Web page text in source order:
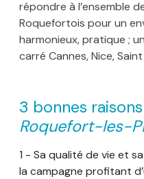
répondre à l’ensemble
Roquefortois pour un
harmonieux, pratique ;
carré Cannes, Nice,
3 bonnes
Roquefort-les-
1 - Sa qualité de vie et
la campagne profitant